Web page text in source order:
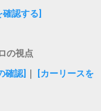
確認する]
の視点
確認]
[カーリースを